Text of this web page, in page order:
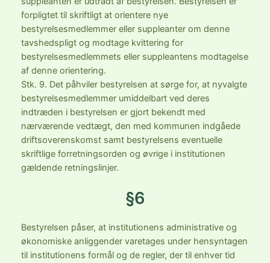
forpligtet til skriftligt at orientere nye
bestyrelsesmedlemmer eller suppleanter om denne
tavshedspligt og modtage kvittering for
bestyrelsesmedlemmets eller suppleantens modtagelse
af denne orientering.
Stk. 9. Det påhviler bestyrelsen at sørge for, at nyvalgte
bestyrelsesmedlemmer umiddelbart ved deres
indtræden i bestyrelsen er gjort bekendt med
nærværende vedtægt, den med kommunen indgåede
driftsoverenskomst samt bestyrelsens eventuelle
skriftlige forretningsorden og øvrige i institutionen
gældende retningslinjer.
§6
Bestyrelsen påser, at institutionens administrative og
økonomiske anliggender varetages under hensyntagen
til institutionens formål og de regler, der til enhver tid